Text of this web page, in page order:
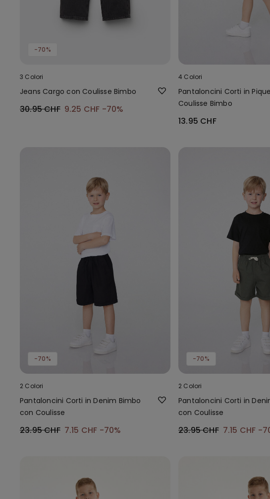
-70%
3 Colori
Jeans Cargo con Coulisse Bimbo
30.95 CHF 9.25 CHF -70%
4 Colori
Pantaloncini Corti in
Coulisse Bimbo
13.95 CHF
-70%
2 Colori
Pantaloncini Corti in Denim Bimbo
con Coulisse
23.95 CHF 7.15 CHF -70%
-70%
2 Colori
Pantaloncini Corti in
con Coulisse
23.95 CHF 7.15 CHF -